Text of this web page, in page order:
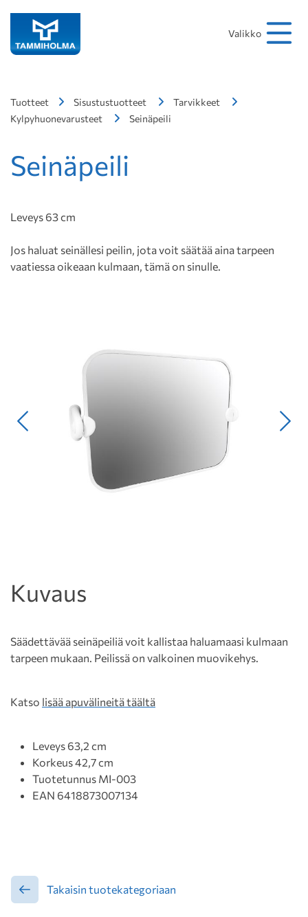
Valikko
Tuotteet Sisustustuotteet
Tarvikkeet
Kylpyhuonevarusteet
Seinäpeili
Seinäpeili
Leveys 63 cm
Jos haluat seinällesi peilin, jota voit säätää aina tarpeen
vaatiessa oikeaan kulmaan, tämä on sinulle.
Edellinen
Kuvaus
Säädettävää seinäpeiliä voit kallistaa haluamaasi kulmaan
tarpeen mukaan. Peilissä on valkoinen muovikehys.
Katso lisää apuvälineitä täältä
Leveys 63,2 cm
Korkeus 42,7 cm
Tuotetunnus MI-003
EAN 6418873007134
Takaisin tuotekategoriaan